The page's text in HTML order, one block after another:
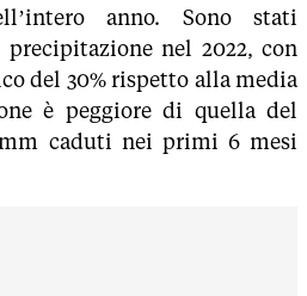
anno. Sono stati
nel 2022, con
del 30% rispetto alla media
è peggiore di quella del
mm caduti nei primi 6 mesi